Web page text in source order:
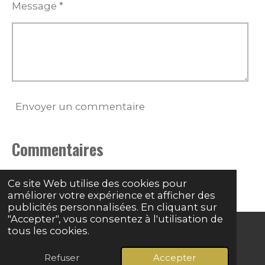
Ce site Web utilise des cookies pour
améliorer votre expérience et afficher des
publicités personnalisées. En cliquant sur
"Accepter", vous consentez à l'utilisation de
tous les cookies.
Refuser Accepter
Message *
Envoyer un commentaire
Commentaires
Il n'y a pas encore de commentaire.
© 2024 - 2026 Grave basse